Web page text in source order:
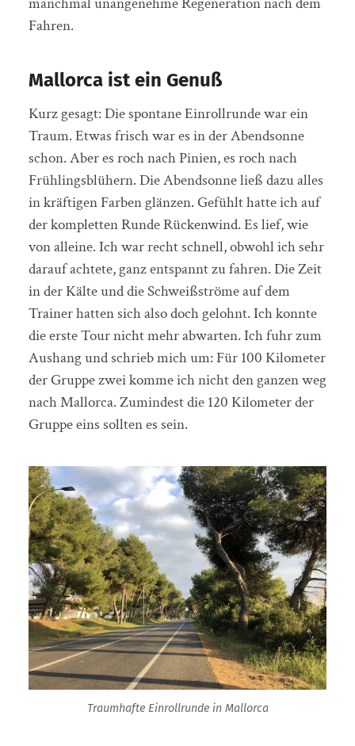
Fahren.
Mallorca ist ein Genuß
Kurz gesagt: Die spontane Einrollrunde war ein
Traum. Etwas frisch war es in der Abendsonne
schon. Aber es roch nach Pinien, es roch nach
Frühlingsblühern. Die Abendsonne ließ dazu alles
in kräftigen Farben glänzen. Gefühlt hatte ich auf
der kompletten Runde Rückenwind. Es lief, wie
von alleine. Ich war recht schnell, obwohl ich sehr
darauf achtete, ganz entspannt zu fahren. Die Zeit
in der Kälte und die Schweißströme auf dem
Trainer hatten sich also doch gelohnt. Ich konnte
die erste Tour nicht mehr abwarten. Ich fuhr zum
Aushang und schrieb mich um: Für 100 Kilometer
der Gruppe zwei komme ich nicht den ganzen weg
nach Mallorca. Zumindest die 120 Kilometer der
Gruppe eins sollten es sein.
Traumhafte Einrollrunde in Mallorca